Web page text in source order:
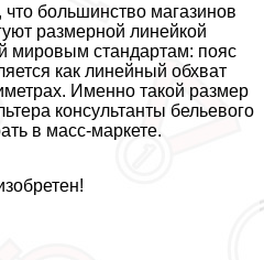
большинство магазинов
размерной линейкой
мировым стандартам: пояс
как линейный обхват
Именно такой размер
консультанты бельевого
в масс-маркете.